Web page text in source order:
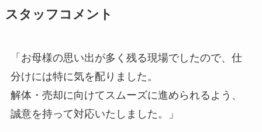
スタッフコメント
「お母様の思い出が多く残る現場でしたので、仕
分けには特に気を配りました。
解体・売却に向けてスムーズに進められるよう、
誠意を持って対応いたしました。」